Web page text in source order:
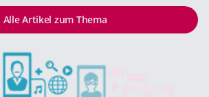
Alle Artikel zum Thema